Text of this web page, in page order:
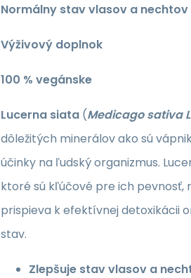
Normálny stav vlasov a nechtov
Výživový doplnok
​100 % vegánske
Lucerna siata (Medicago sativa
dôležitých minerálov ako sú
účinky na ľudský organizmus.
ktoré sú kľúčové pre ich pevnosť,
prispieva k efektívnej detoxikácii
stav.
Zlepšuje stav vlasov a